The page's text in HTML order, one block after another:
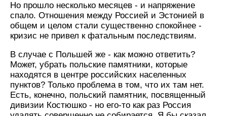
Но прошло несколько месяцев - и напряжение
спало. Отношения между Россией и Эстонией в
общем и целом стали существенно спокойнее -
кризис не привел к фатальным последствиям.
В случае с Польшей же - как можно ответить?
Может, убрать польские памятники, которые
находятся в центре российских населенных
пунктов? Только проблема в том, что их там нет.
Есть, конечно, польский памятник, посвященный
дивизии Костюшко - но его-то как раз Россия